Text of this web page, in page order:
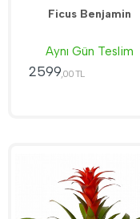
Ficus Benjamin
Aynı Gün Teslim
2599,00 TL